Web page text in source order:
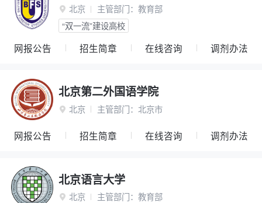
 北京 主管部门： 教育部
“双一流”建设高校
网报公告 招生简章 在线咨询 调剂办法
北京第二外国语学院
 北京 主管部门： 北京市
网报公告 招生简章 在线咨询 调剂办法
北京语言大学
 北京 主管部门： 教育部